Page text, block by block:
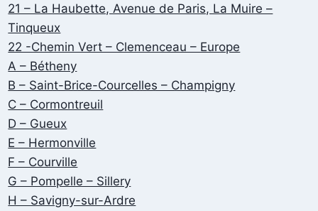
21 – La Haubette, Avenue de Paris, La Muire –
Tinqueux
22 -Chemin Vert – Clemenceau – Europe
A – Bétheny
B – Saint-Brice-Courcelles – Champigny
C – Cormontreuil
D – Gueux
E – Hermonville
F – Courville
G – Pompelle – Sillery
H – Savigny-sur-Ardre